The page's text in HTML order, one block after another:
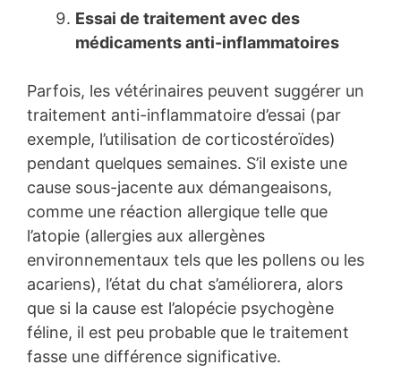
Essai de traitement avec des
médicaments anti-inflammatoires
Parfois, les vétérinaires peuvent suggérer un
traitement anti-inflammatoire d’essai (par
exemple, l’utilisation de corticostéroïdes)
pendant quelques semaines. S’il existe une
cause sous-jacente aux démangeaisons,
comme une réaction allergique telle que
l’atopie (allergies aux allergènes
environnementaux tels que les pollens ou les
acariens), l’état du chat s’améliorera, alors
que si la cause est l’alopécie psychogène
féline, il est peu probable que le traitement
fasse une différence significative.